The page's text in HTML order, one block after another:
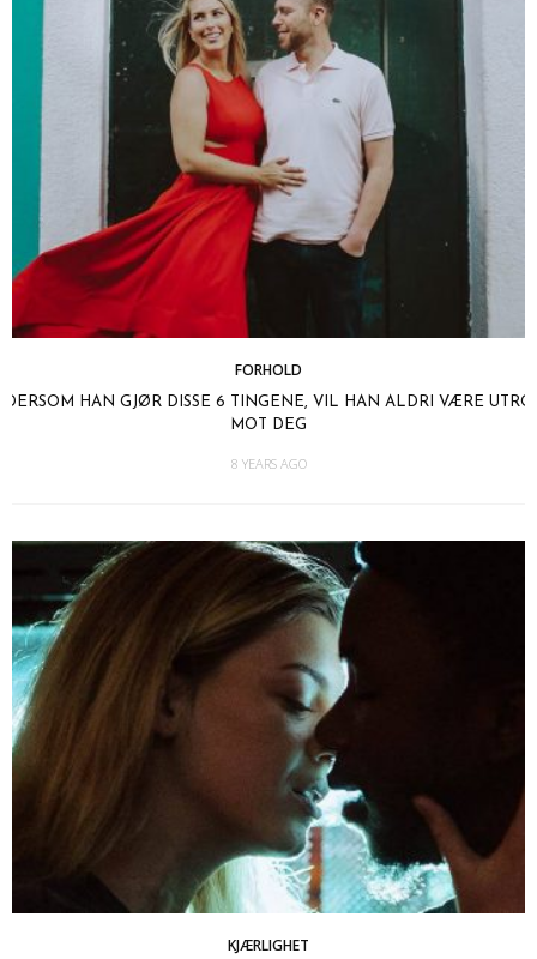
FORHOLD
DERSOM HAN GJØR DISSE 6 TINGENE, VIL HAN ALDRI VÆRE UTRO
MOT DEG
8 YEARS AGO
KJÆRLIGHET